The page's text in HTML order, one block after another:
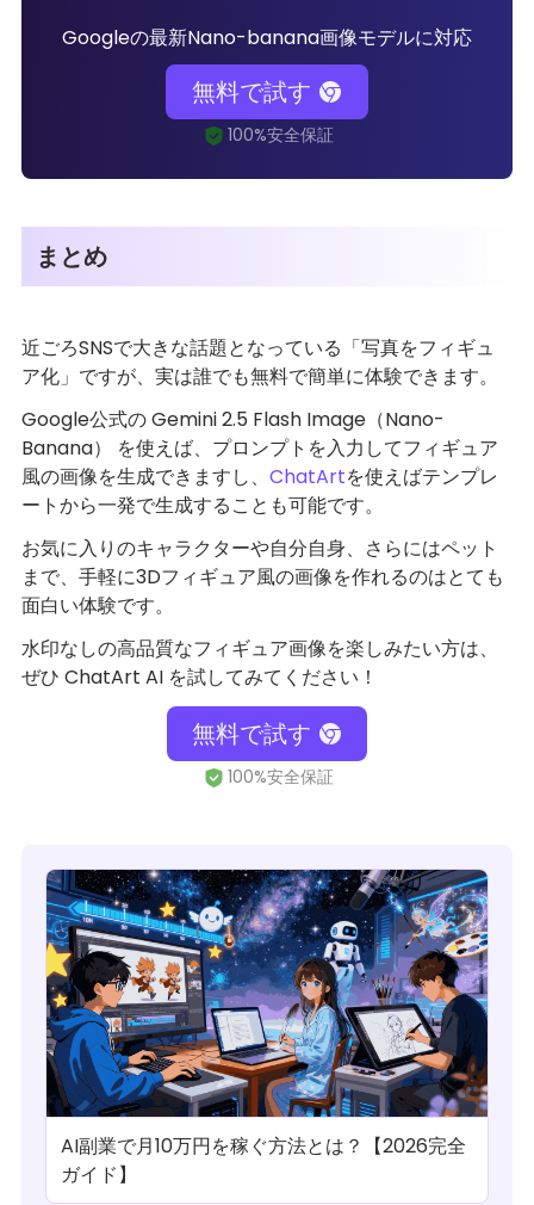
Googleの最新Nano-banana画像モデルに対応
無料で試す
まとめ
近ごろSNSで大きな話題となっている「写真をフィギュ
ア化」ですが、実は誰でも無料で簡単に体験できます。
Google公式の Gemini 2.5 Flash Image（Nano-
Banana） を使えば、プロンプトを入力してフィギュア
風の画像を生成できますし、 ChatArtを使えばテンプレ
ートから一発で生成することも可能です。
お気に入りのキャラクターや自分自身、さらにはペット
まで、手軽に3Dフィギュア風の画像を作れるのはとても
面白い体験です。
水印なしの高品質なフィギュア画像を楽しみたい方は、
ぜひ ChatArt AI を試してみてください！
無料で試す
AI副業で月10万円を稼ぐ方法とは？【2026完全
ガイド】